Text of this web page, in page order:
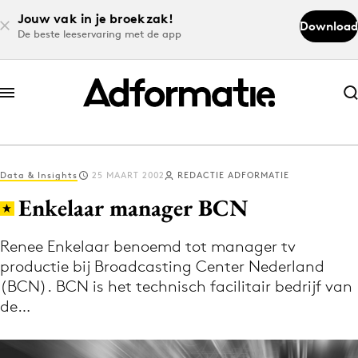
Jouw vak in je broekzak!
De beste leeservaring met de app
Download
Abonneer nu
Abonneer nu
Log in
Download de app
Volg het laatste nieuws via de Adformatie
Nieuws app
Data & Insights 25 MAART 2002 REDACTIE ADFORMATIE
Enkelaar manager BCN
Renee Enkelaar benoemd tot manager tv
productie bij Broadcasting Center Nederland
(BCN). BCN is het technisch facilitair bedrijf van
de…